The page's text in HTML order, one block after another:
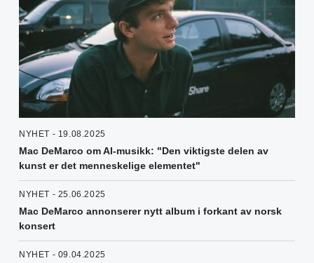
NYHET - 19.08.2025
Mac DeMarco om AI-musikk: "Den viktigste delen av
kunst er det menneskelige elementet"
NYHET - 25.06.2025
Mac DeMarco annonserer nytt album i forkant av norsk
konsert
NYHET - 09.04.2025